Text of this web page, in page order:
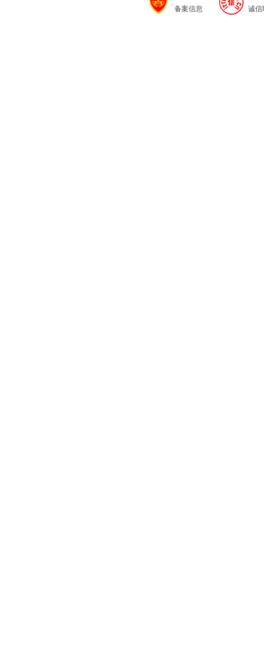
备案信息 诚信